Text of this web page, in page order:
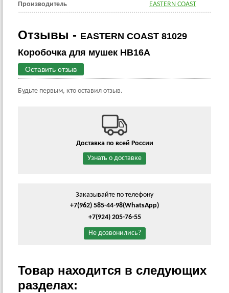
Производитель EASTERN COAST
Отзывы - EASTERN COAST 81029
Коробочка для мушек HB16A
Оставить отзыв
Будьте первым, кто оставил отзыв.
Доставка по всей России
Узнать о доставке
Заказывайте по телефону
+7(962) 585-44-98(WhatsApp)
+7(924) 205-76-55
Не дозвонились?
Товар находится в следующих
разделах: